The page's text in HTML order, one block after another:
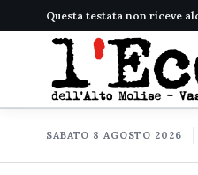
Questa testata non riceve
SABATO 8 AGOSTO 2026